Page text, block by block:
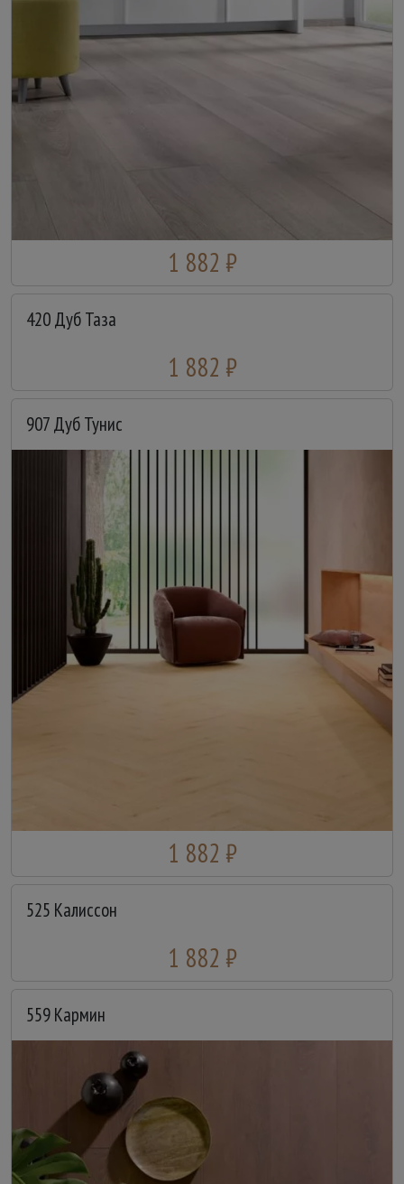
1 882 ₽
420 Дуб Таза
1 882 ₽
907 Дуб Тунис
1 882 ₽
525 Калиссон
1 882 ₽
559 Кармин